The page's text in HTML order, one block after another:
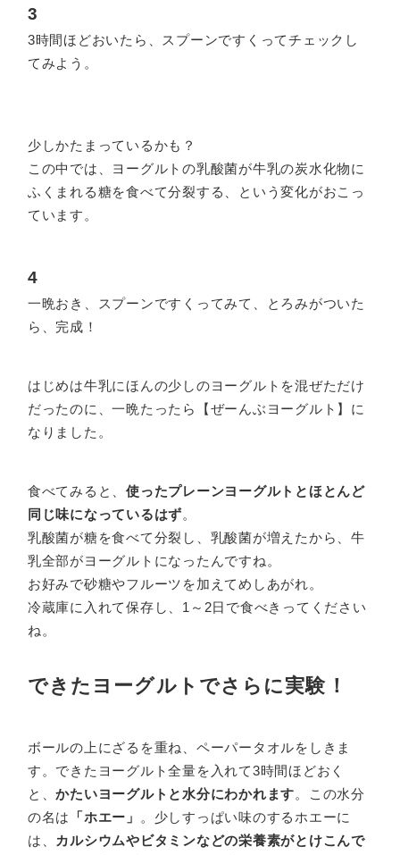
3
3時間ほどおいたら、スプーンですくってチェックし
てみよう。
少しかたまっているかも？
この中では、ヨーグルトの乳酸菌が牛乳の炭水化物に
ふくまれる糖を食べて分裂する、という変化がおこっ
ています。
4
一晩おき、スプーンですくってみて、とろみがついた
ら、完成！
はじめは牛乳にほんの少しのヨーグルトを混ぜただけ
だったのに、一晩たったら【ぜーんぶヨーグルト】に
なりました。
食べてみると、使ったプレーンヨーグルトとほとんど
同じ味になっているはず。
乳酸菌が糖を食べて分裂し、乳酸菌が増えたから、牛
乳全部がヨーグルトになったんですね。
お好みで砂糖やフルーツを加えてめしあがれ。
冷蔵庫に入れて保存し、1～2日で食べきってください
ね。
できたヨーグルトでさらに実験！
ボールの上にざるを重ね、ペーパータオルをしきま
す。できたヨーグルト全量を入れて3時間ほどおく
と、かたいヨーグルトと水分にわかれます。この水分
の名は
「ホエー」
。少しすっぱい味のするホエーに
は、 カルシウムやビタミンなどの栄養素がとけこんで